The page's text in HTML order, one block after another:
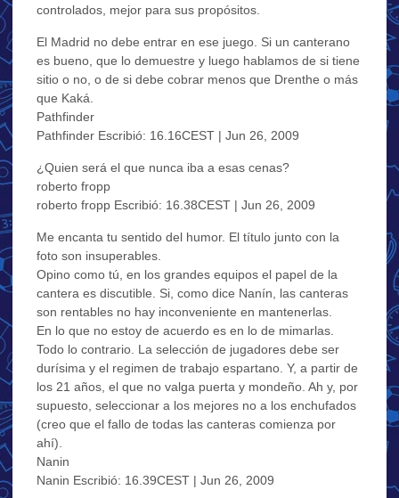
controlados, mejor para sus propósitos.
El Madrid no debe entrar en ese juego. Si un canterano
es bueno, que lo demuestre y luego hablamos de si tiene
sitio o no, o de si debe cobrar menos que Drenthe o más
que Kaká.
Pathfinder
Pathfinder Escribió: 16.16CEST | Jun 26, 2009
¿Quien será el que nunca iba a esas cenas?
roberto fropp
roberto fropp Escribió: 16.38CEST | Jun 26, 2009
Me encanta tu sentido del humor. El título junto con la
foto son insuperables.
Opino como tú, en los grandes equipos el papel de la
cantera es discutible. Si, como dice Nanín, las canteras
son rentables no hay inconveniente en mantenerlas.
En lo que no estoy de acuerdo es en lo de mimarlas.
Todo lo contrario. La selección de jugadores debe ser
durísima y el regimen de trabajo espartano. Y, a partir de
los 21 años, el que no valga puerta y mondeño. Ah y, por
supuesto, seleccionar a los mejores no a los enchufados
(creo que el fallo de todas las canteras comienza por
ahí).
Nanin
Nanin Escribió: 16.39CEST | Jun 26, 2009